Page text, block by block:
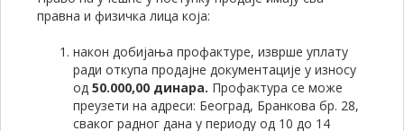
правна и физичка лица која:
након добијања профактуре, изврше уплату
ради откупа продајне документације у износу
од 50.000,00 динара. Профактура се може
преузети на адреси: Београд, Бранкова бр. 28,
сваког радног дана у периоду од 10 до 14